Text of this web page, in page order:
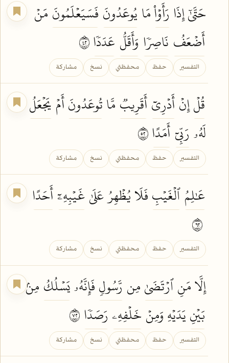
حَتَّىٰٓ إِذَا رَأَوۡاْمَا يُوعَدُونَ فَسَيَعۡلَمُونَ مَنۡ
أَضۡعَفُ نَاصِرٗا وَأَقَلُّ عَدَدٗا
التفسير حفظ محفظتي نسخ مشاركة
قُلۡإِنۡأَدۡرِيٓأَقَرِيبٞ مَّاتُوعَدُونَأَمۡ يَجۡعَلُ
لَهُۥ رَبِّيٓ أَمَدًا
التفسير حفظ محفظتي نسخ مشاركة
عَٰلِمُٱلۡغَيۡبِفَلَايُظۡهِرُعَلَىٰغَيۡبِهِۦٓأَحَدًا
التفسير حفظ محفظتي نسخ مشاركة
إِلَّا مَنِٱرۡتَضَىٰمِن رَّسُولٖفَإِنَّهُۥيَسۡلُكُ مِنۢ
بَيۡنِيَدَيۡهِ وَمِنۡخَلۡفِهِۦ رَصَدٗا
التفسير حفظ محفظتي نسخ مشاركة